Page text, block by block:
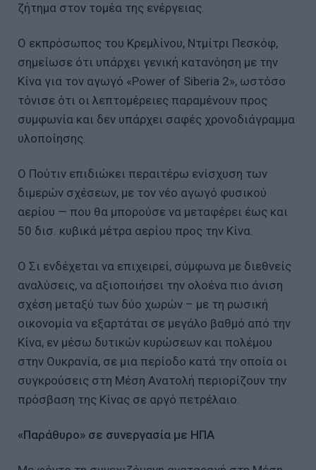
ζήτημα στον τομέα της ενέργειας.
Ο εκπρόσωπος του Κρεμλίνου, Ντμίτρι Πεσκόφ,
σημείωσε ότι υπάρχει γενική κατανόηση με την
Κίνα για τον αγωγό «Power of Siberia 2», ωστόσο
τόνισε ότι οι λεπτομέρειες παραμένουν προς
συμφωνία και δεν υπάρχει σαφές χρονοδιάγραμμα
υλοποίησης.
Ο Πούτιν επιδιώκει περαιτέρω ενίσχυση των
διμερών σχέσεων, με τον νέο αγωγό φυσικού
αερίου — που θα μπορούσε να μεταφέρει έως και
50 δισ. κυβικά μέτρα αερίου προς την Κίνα.
Ο Σι ενδέχεται να επιχειρεί, σύμφωνα με διεθνείς
αναλύσεις, να αξιοποιήσει την ολοένα πιο άνιση
σχέση μεταξύ των δύο χωρών – με τη ρωσική
οικονομία να εξαρτάται σε μεγάλο βαθμό από την
Κίνα, εν μέσω δυτικών κυρώσεων και πολέμου
στην Ουκρανία, σε μια περίοδο κατά την οποία οι
συγκρούσεις στη Μέση Ανατολή περιορίζουν την
πρόσβαση της Κίνας σε αργό πετρέλαιο.
«Παράθυρο» σε συνεργασία με ΗΠΑ